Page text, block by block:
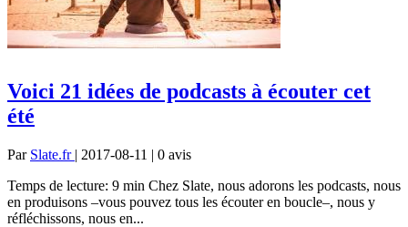
Voici 21 idées de podcasts à écouter cet
été
Par Slate.fr | 2017-08-11 | 0 avis
Temps de lecture: 9 min Chez Slate, nous adorons les podcasts, nous
en produisons –vous pouvez tous les écouter en boucle–, nous y
réfléchissons, nous en...